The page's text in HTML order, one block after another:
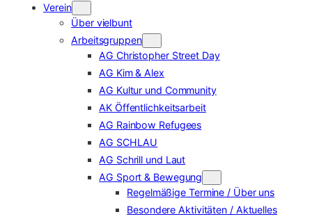
Verein
Über vielbunt
Arbeitsgruppen
AG Christopher Street Day
AG Kim & Alex
AG Kultur und Community
AK Öffentlichkeitsarbeit
AG Rainbow Refugees
AG SCHLAU
AG Schrill und Laut
AG Sport & Bewegung
Regelmäßige Termine / Über uns
Besondere Aktivitäten / Aktuelles